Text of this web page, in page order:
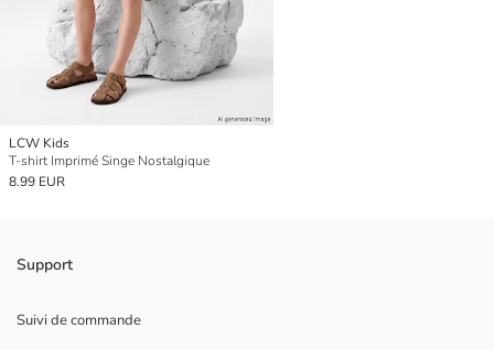
LCW Kids
T-shirt Imprimé Singe Nostalgique
8.99 EUR
Support
Suivi de commande